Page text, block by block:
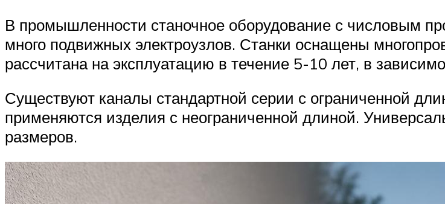
В промышленности станочное оборудование с числовым
много подвижных электроузлов. Станки оснащены
рассчитана на эксплуатацию в течение 5-10 лет, в
Существуют каналы стандартной серии с ограниченной
применяются изделия с неограниченной длиной.
размеров.